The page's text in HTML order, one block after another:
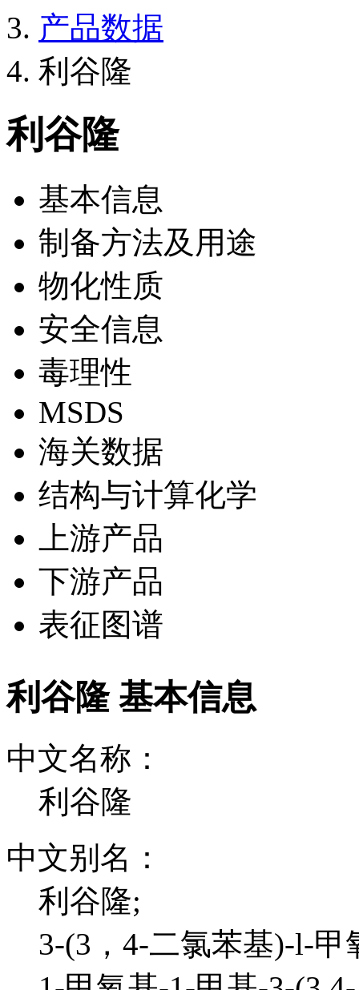
产品数据
利谷隆
利谷隆
基本信息
制备方法及用途
物化性质
安全信息
毒理性
MSDS
海关数据
结构与计算化学
上游产品
下游产品
表征图谱
利谷隆 基本信息
中文名称：
利谷隆
中文别名：
利谷隆;
3-(3，4-二氯苯基)-l-甲